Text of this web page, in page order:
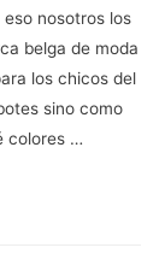
nosotros los
belga de moda
los chicos del
sino como
colores …